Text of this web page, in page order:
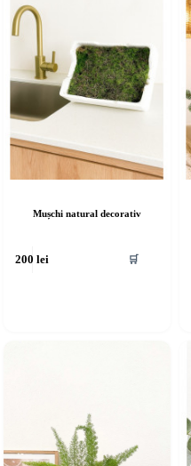
Mușchi natural decorativ
200lei 🛒